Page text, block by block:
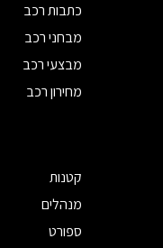
כתבות רכב
מבחני רכב
מבצעי רכב
מחירון רכב
קטנות
מנהלים
ספורט